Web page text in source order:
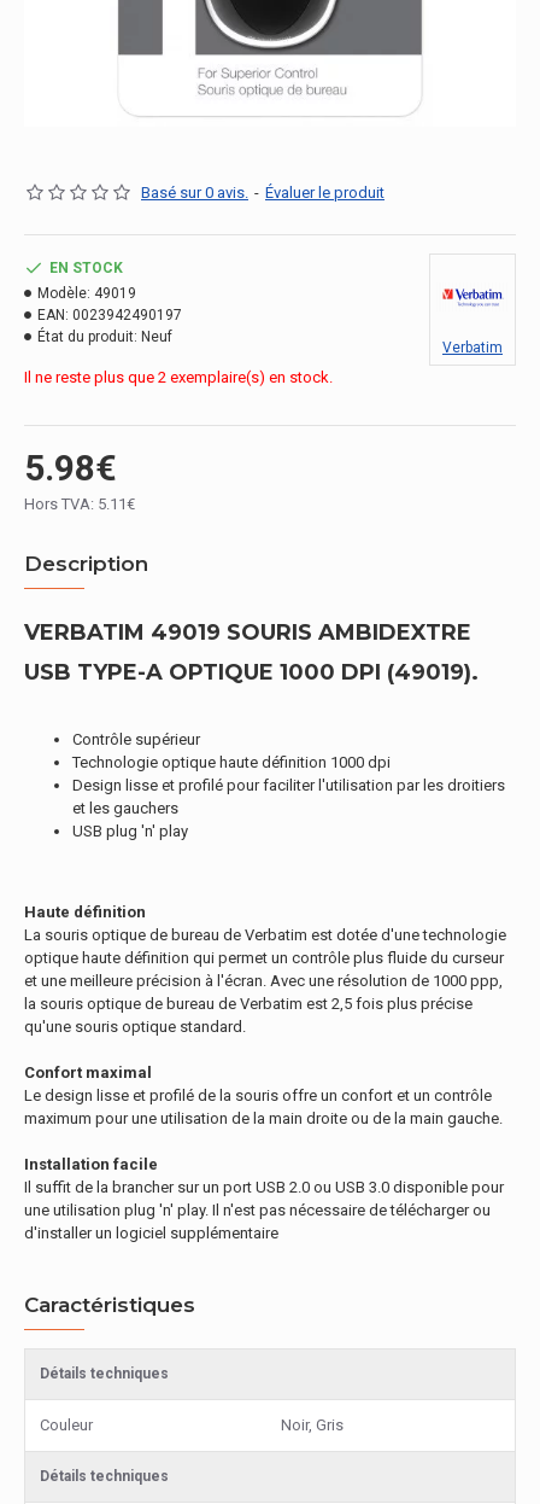
Basé sur 0 avis. - Évaluer le produit
5.98€
Hors TVA: 5.11€
EN STOCK
Modèle: 49019
EAN: 0023942490197
État du produit: Neuf
Verbatim
Il ne reste plus que 2 exemplaire(s) en stock.
Description
VERBATIM 49019 SOURIS AMBIDEXTRE
USB TYPE-A OPTIQUE 1000 DPI (49019).
Contrôle supérieur
Technologie optique haute définition 1000 dpi
Design lisse et profilé pour faciliter l'utilisation par les droitiers
et les gauchers
USB plug 'n' play
Haute définition
La souris optique de bureau de Verbatim est dotée d'une technologie
optique haute définition qui permet un contrôle plus fluide du curseur
et une meilleure précision à l'écran. Avec une résolution de 1000 ppp,
la souris optique de bureau de Verbatim est 2,5 fois plus précise
qu'une souris optique standard.
Confort maximal
Le design lisse et profilé de la souris offre un confort et un contrôle
maximum pour une utilisation de la main droite ou de la main gauche.
Installation facile
Il suffit de la brancher sur un port USB 2.0 ou USB 3.0 disponible pour
une utilisation plug 'n' play. Il n'est pas nécessaire de télécharger ou
d'installer un logiciel supplémentaire
Caractéristiques
Détails techniques
Couleur Noir, Gris
Détails techniques